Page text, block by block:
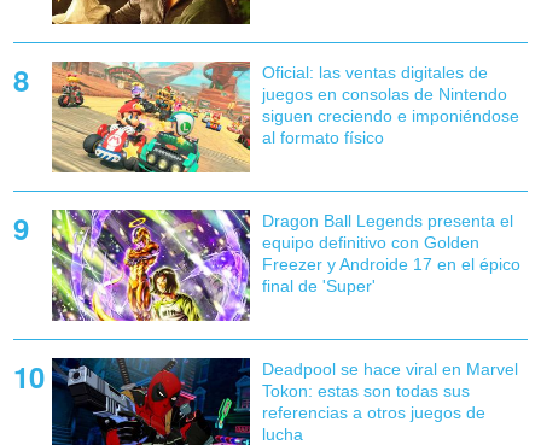
Oficial: las ventas digitales de
juegos en consolas de Nintendo
siguen creciendo e imponiéndose
al formato físico
Dragon Ball Legends presenta el
equipo definitivo con Golden
Freezer y Androide 17 en el épico
final de 'Super'
Deadpool se hace viral en Marvel
Tokon: estas son todas sus
referencias a otros juegos de
lucha